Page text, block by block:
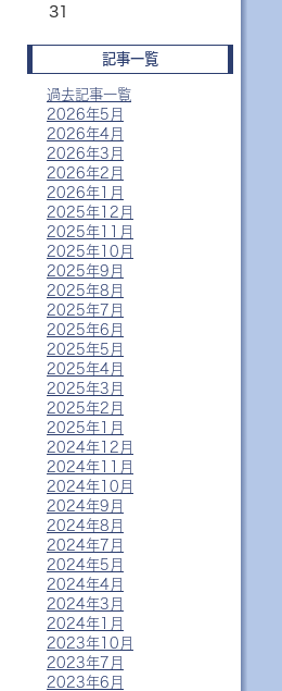
31
記事一覧
過去記事一覧
2026年5月
2026年4月
2026年3月
2026年2月
2026年1月
2025年12月
2025年11月
2025年10月
2025年9月
2025年8月
2025年7月
2025年6月
2025年5月
2025年4月
2025年3月
2025年2月
2025年1月
2024年12月
2024年11月
2024年10月
2024年9月
2024年8月
2024年7月
2024年5月
2024年4月
2024年3月
2024年1月
2023年10月
2023年7月
2023年6月